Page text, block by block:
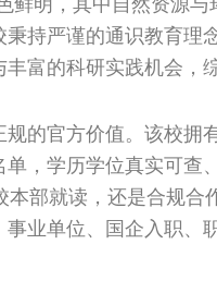
持严谨的通识教育理
富的科研实践机会，
的官方价值。该校拥
，学历学位真实可查
本部就读，还是合规
业单位、国企入职、